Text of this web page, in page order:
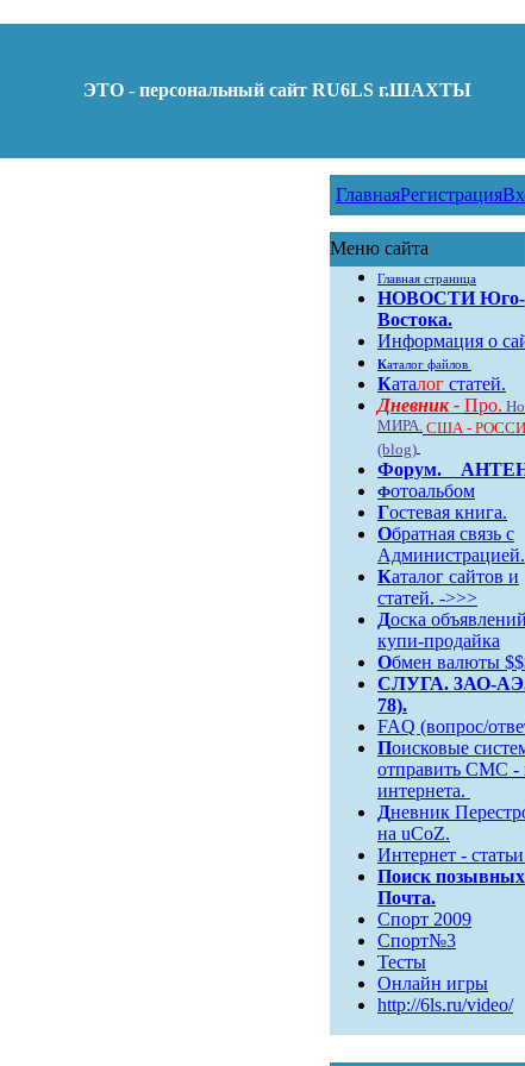
ЭТО - персональный сайт RU6LS г.ШАХТЫ
ГлавнаяРегистрация
Меню сайта
Главная страница
НОВОСТИ Юго-
Востока.
Информация о
Каталог файлов
Каталогстатей.
Дневник - Про.
МИРА.США -
(blog)
Форум.
Фотоальбом
Гостевая книга.
Обратная связь c
Администрацией.
Каталог сайтов и
статей. ->>>
Доска
купи-продайка
Обмен валюты
СЛУГА. 3АО-
78).
FAQ (вопрос/
Поисковые
отправить СМС -
интернета.
Дневник
на uCoZ.
Интернет -
Поиск
Почта.
Спорт 2009
Спорт№3
Тесты
Онлайн игры
http://6ls.ru/video/